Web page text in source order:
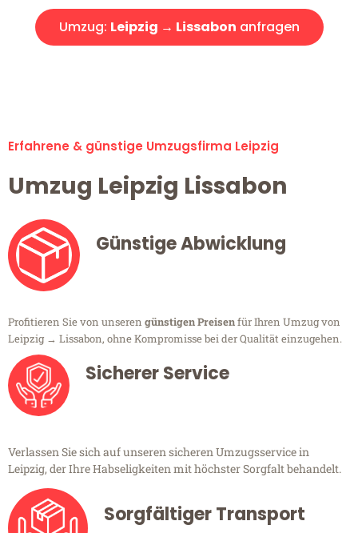
Umzug: Leipzig → Lissabon anfragen
Erfahrene & günstige Umzugsfirma Leipzig
Umzug Leipzig Lissabon
Günstige Abwicklung
Profitieren Sie von unseren günstigen Preisenfür Ihren Umzug von
Leipzig → Lissabon, ohne Kompromisse bei der Qualität einzugehen.
Sicherer Service
Verlassen Sie sich auf unseren sicheren Umzugsservice in
Leipzig, der Ihre Habseligkeiten mit höchster Sorgfalt behandelt.
Sorgfältiger Transport